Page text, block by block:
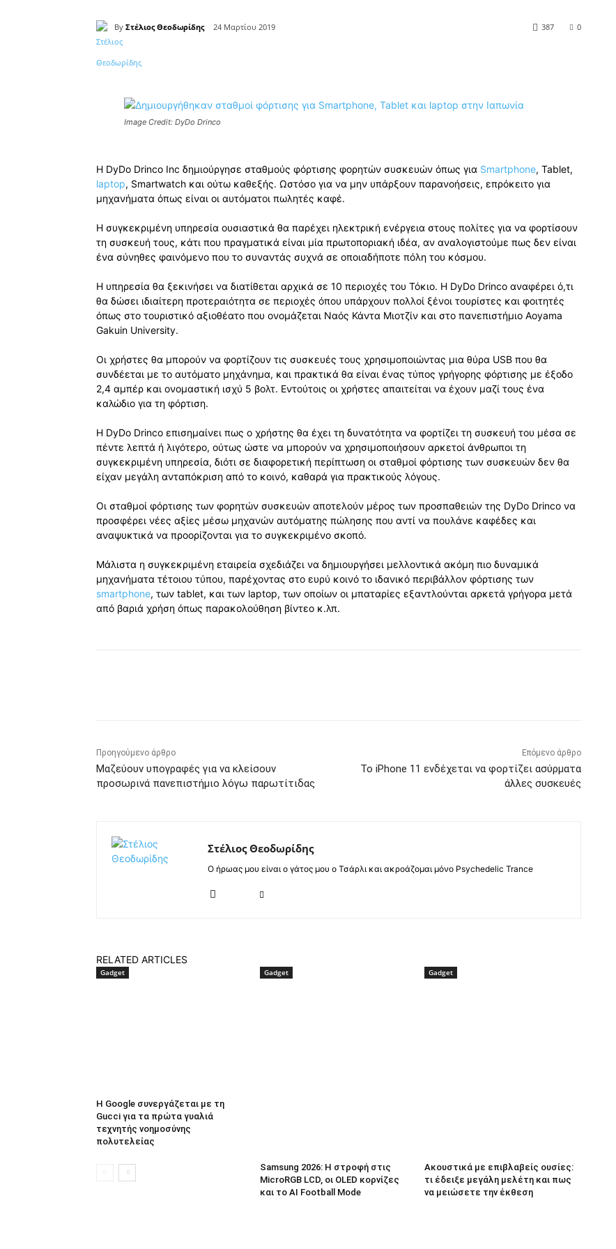
By Στέλιος Θεοδωρίδης 24 Μαρτίου 2019 0
387
Κοινοποίηση
Image Credit: DyDo Drinco
Η DyDo Drinco Inc δημιούργησε σταθμούς φόρτισης φορητών συσκευών όπως για Smartphone, Tablet,
laptop, Smartwatch και ούτω καθεξής. Ωστόσο για να μην υπάρξουν παρανοήσεις, επρόκειτο για
μηχανήματα όπως είναι οι αυτόματοι πωλητές καφέ.
Η συγκεκριμένη υπηρεσία ουσιαστικά θα παρέχει ηλεκτρική ενέργεια στους πολίτες για να φορτίσουν
τη συσκευή τους, κάτι που πραγματικά είναι μία πρωτοποριακή ιδέα, αν αναλογιστούμε πως δεν είναι
ένα σύνηθες φαινόμενο που το συναντάς συχνά σε οποιαδήποτε πόλη του κόσμου.
Η υπηρεσία θα ξεκινήσει να διατίθεται αρχικά σε 10 περιοχές του Τόκιο. Η DyDo Drinco αναφέρει ό,τι
θα δώσει ιδιαίτερη προτεραιότητα σε περιοχές όπου υπάρχουν πολλοί ξένοι τουρίστες και φοιτητές
όπως στο τουριστικό αξιοθέατο που ονομάζεται Ναός Κάντα Μιοτζίν και στο πανεπιστήμιο Aoyama
Gakuin University.
Οι χρήστες θα μπορούν να φορτίζουν τις συσκευές τους χρησιμοποιώντας μια θύρα USB που θα
συνδέεται με το αυτόματο μηχάνημα, και πρακτικά θα είναι ένας τύπος γρήγορης φόρτισης με έξοδο
2,4 αμπέρ και ονομαστική ισχύ 5 βολτ. Εντούτοις οι χρήστες απαιτείται να έχουν μαζί τους ένα
καλώδιο για τη φόρτιση.
Η DyDo Drinco επισημαίνει πως ο χρήστης θα έχει τη δυνατότητα να φορτίζει τη συσκευή του μέσα σε
πέντε λεπτά ή λιγότερο, ούτως ώστε να μπορούν να χρησιμοποιήσουν αρκετοί άνθρωποι τη
συγκεκριμένη υπηρεσία, διότι σε διαφορετική περίπτωση οι σταθμοί φόρτισης των συσκευών δεν θα
είχαν μεγάλη ανταπόκριση από το κοινό, καθαρά για πρακτικούς λόγους.
Οι σταθμοί φόρτισης των φορητών συσκευών αποτελούν μέρος των προσπαθειών της DyDo Drinco να
προσφέρει νέες αξίες μέσω μηχανών αυτόματης πώλησης που αντί να πουλάνε καφέδες και
αναψυκτικά να προορίζονται για το συγκεκριμένο σκοπό.
Μάλιστα η συγκεκριμένη εταιρεία σχεδιάζει να δημιουργήσει μελλοντικά ακόμη πιο δυναμικά
μηχανήματα τέτοιου τύπου, παρέχοντας στο ευρύ κοινό το ιδανικό περιβάλλον φόρτισης των
smartphone, των tablet, και των laptop, των οποίων οι μπαταρίες εξαντλούνται αρκετά γρήγορα μετά
από βαριά χρήση όπως παρακολούθηση βίντεο κ.λπ.
Προηγούμενο άρθρο
Μαζεύουν υπογραφές για να κλείσουν
προσωρινά πανεπιστήμιο λόγω παρωτίτιδας
Επόμενο άρθρο
Το iPhone 11 ενδέχεται να φορτίζει ασύρματα
άλλες συσκευές
Στέλιος Θεοδωρίδης
Ο ήρωας μου είναι ο γάτος μου ο Τσάρλι και ακροάζομαι μόνο Psychedelic Trance
RELATED ARTICLES
Gadget
Η Google συνεργάζεται με τη
Gucci για τα πρώτα γυαλιά
τεχνητής νοημοσύνης
πολυτελείας
Gadget
Samsung 2026: Η στροφή στις
MicroRGB LCD, οι OLED κορνίζες
και το AI Football Mode
Gadget
Ακουστικά με επιβλαβείς ουσίες:
τι έδειξε μεγάλη μελέτη και πως
να μειώσετε την έκθεση